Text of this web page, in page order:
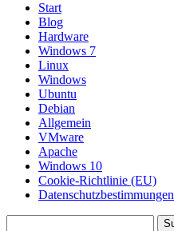
Start
Blog
Hardware
Windows 7
Linux
Windows
Ubuntu
Debian
Allgemein
VMware
Apache
Windows 10
Cookie-Richtlinie (EU)
Datenschutzbestimmungen